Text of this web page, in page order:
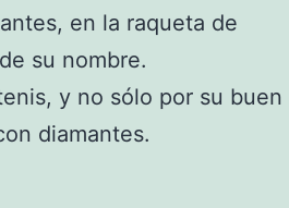
en la raqueta de
su nombre.
y no sólo por su buen
diamantes.